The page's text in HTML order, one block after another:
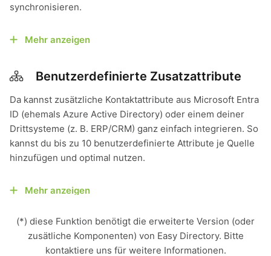
synchronisieren.
Mehr anzeigen
Benutzerdefinierte Zusatzattribute
Da kannst zusätzliche Kontaktattribute aus Microsoft Entra
ID (ehemals Azure Active Directory) oder einem deiner
Drittsysteme (z. B. ERP/CRM) ganz einfach integrieren. So
kannst du bis zu 10 benutzerdefinierte Attribute je Quelle
hinzufügen und optimal nutzen.
Mehr anzeigen
(*) diese Funktion benötigt die erweiterte Version (oder
zusätliche Komponenten) von Easy Directory. Bitte
kontaktiere uns für weitere Informationen.